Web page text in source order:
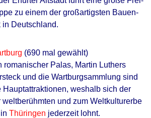
zu einem der groß­artigsten Bau­en­
in Deutschland.
(690 mal gewählt)
romanischer Palas, Martin Luthers
und die Wartburgsammlung sind
Hauptattraktionen, weshalb sich der
weltberühmten und zum Weltkulturerbe
Thüringen jederzeit lohnt.